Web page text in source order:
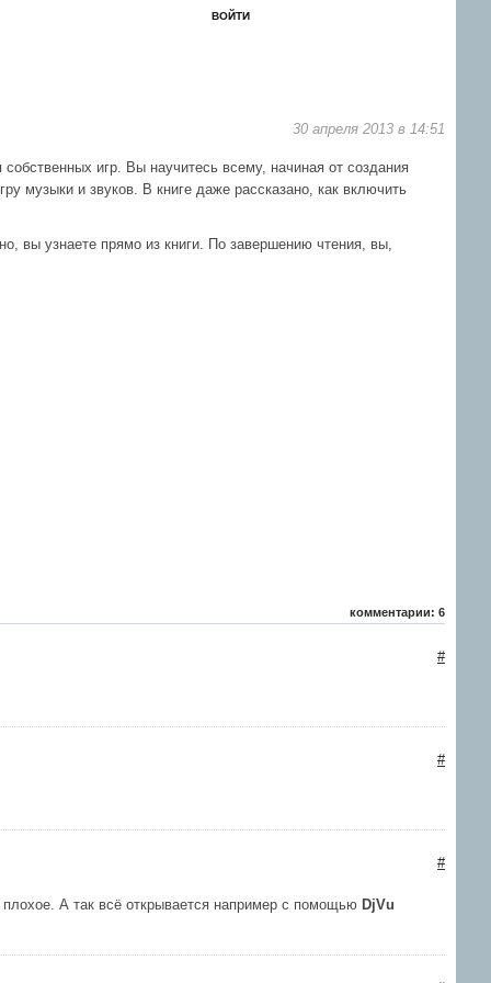
ВОЙТИ
30 апреля 2013 в 14:51
игр. Вы научитесь всему, начиная от создания
музыки и звуков. В книге даже рассказано, как включить
вы узнаете прямо из книги. По завершению чтения, вы,
комментарии: 6
#
#
#
А так всё открывается например с помощью DjVu